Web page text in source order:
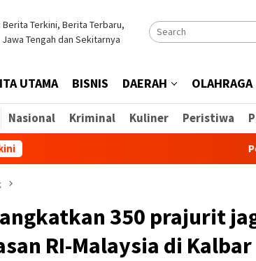
UTAMA BISNIS DAERAH OLAHRAGA
Nasional Kriminal Kuliner Peristiwa
350 prajurit
RI-Malaysia di Kalbar